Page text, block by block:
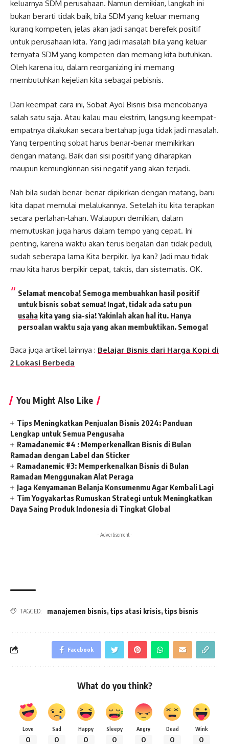
keluarnya SDM perusahaan. Namun demikian, langkah ini
bukan berarti tidak baik, bila SDM yang keluar memang
kurang kompeten, jelas akan jadi sangat berefek positif
untuk perusahaan kita. Yang jadi masalah bila yang keluar
ternyata SDM yang kompeten dan memang kita butuhkan.
Oleh karena itu, dalam reorganizing ini memang
membutuhkan kejelian kita sebagai pebisnis.
Dari keempat cara ini, Sobat Ayo! Bisnis bisa mencobanya
salah satu saja. Atau kalau mau ekstrim, langsung keempat-
empatnya dilakukan secara bertahap juga tidak jadi masalah.
Yang terpenting sobat harus benar-benar memikirkan
dengan matang. Baik dari sisi positif yang diharapkan
maupun kemungkinnan sisi negatif yang akan terjadi.
Nah bila sudah benar-benar dipikirkan dengan matang, baru
kita dapat memulai melalukannya. Setelah itu kita terapkan
secara perlahan-lahan. Walaupun demikian, dalam
memutuskan juga harus dalam tempo yang cepat. Ini
penting, karena waktu akan terus berjalan dan tidak peduli,
sudah seberapa lama Kita berpikir. Iya kan? Jadi mau tidak
mau kita harus berpikir cepat, taktis, dan sistematis. OK.
Selamat mencoba! Semoga membuahkan hasil positif
untuk bisnis sobat semua! Ingat, tidak ada satu pun
usaha kita yang sia-sia! Yakinlah akan hal itu. Hanya
persoalan waktu saja yang akan membuktikan. Semoga!
Baca juga artikel lainnya : Belajar Bisnis dari Harga Kopi di
2 Lokasi Berbeda
You Might Also Like
Tips Meningkatkan Penjualan Bisnis 2024: Panduan
Lengkap untuk Semua Pengusaha
Ramadanemic #4 : Memperkenalkan Bisnis di Bulan
Ramadan dengan Label dan Sticker
Ramadanemic #3: Memperkenalkan Bisnis di Bulan
Ramadan Menggunakan Alat Peraga
Jaga Kenyamanan Belanja Konsumenmu Agar Kembali Lagi
Tim Yogyakartas Rumuskan Strategi untuk Meningkatkan
Daya Saing Produk Indonesia di Tingkat Global
- Advertisement -
TAGGED: manajemen bisnis, tips atasi krisis, tips bisnis
Facebook
What do you think?
Love
0
Sad
0
Happy
0
Sleepy
0
Angry
0
Dead
0
Wink
0